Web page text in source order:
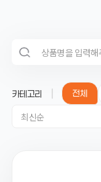
검색 영역
카테고리 전체
최신순